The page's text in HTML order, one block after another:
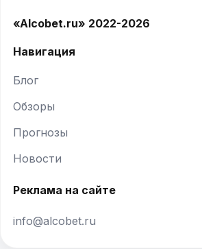
«Alcobet.ru» 2022-2026
Навигация
Блог
Обзоры
Прогнозы
Новости
Реклама на сайте
info@alcobet.ru